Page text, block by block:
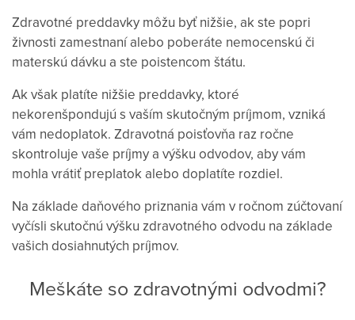
Zdravotné preddavky môžu byť nižšie, ak ste popri
živnosti zamestnaní alebo poberáte nemocenskú či
materskú dávku a ste poistencom štátu.
Ak však platíte nižšie preddavky, ktoré
nekorenšpondujú s vaším skutočným príjmom, vzniká
vám nedoplatok. Zdravotná poisťovňa raz ročne
skontroluje vaše príjmy a výšku odvodov, aby vám
mohla vrátiť preplatok alebo doplatíte rozdiel.
Na základe daňového priznania vám v ročnom zúčtovaní
vyčísli skutočnú výšku zdravotného odvodu na základe
vašich dosiahnutých príjmov.
Meškáte so zdravotnými odvodmi?